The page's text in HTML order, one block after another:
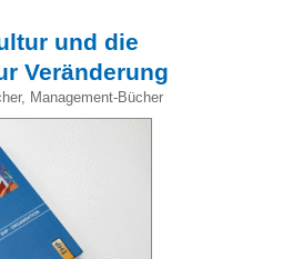
und die
Veränderung
, Management-Bücher